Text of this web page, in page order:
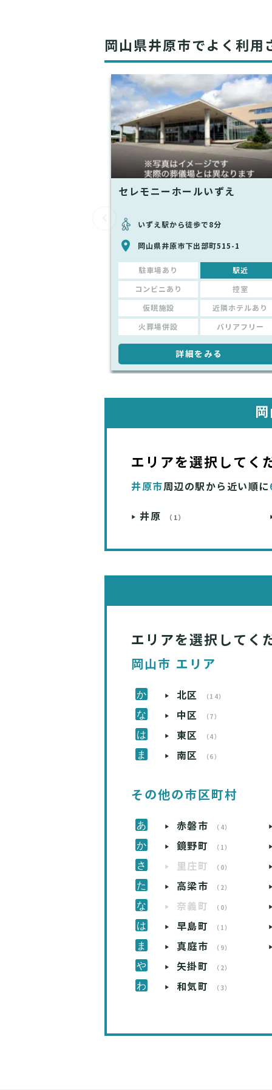
岡山県井原市でよく利用
セレモニーホールいずえ
いずえ駅から徒歩で8分
岡山県井原市下出部町515-1
駐車場あり 駅近
コンビニあり 控室
仮眠施設 近隣ホテルあり
火葬場併設 バリアフリー
詳細をみる
エリアを選択してく
井原市周辺の駅から近い順に
井原 （1）
エリアを選択してく
岡山市 エリア
北区 （14）
中区 （7）
東区 （4）
南区 （6）
その他の市区町村
赤磐市 （4）
鏡野町 （1）
里庄町 （0）
高梁市 （2）
奈義町 （0）
早島町 （1）
真庭市 （9）
矢掛町 （2）
和気町 （3）